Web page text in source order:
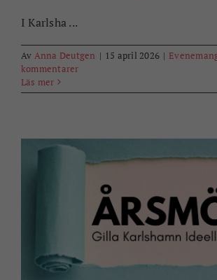
I Karlsha ...
Av Anna Deutgen | 15 april 2026 |
kommentarer
Läs mer